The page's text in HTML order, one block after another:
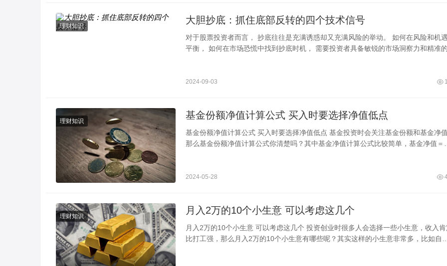
理财知识
大胆抄底：抓住底部反转的四个技术信号
对于股票投资者而言， 抄底往往是充满诱惑却又充满风险的举动。 如何在风险和机
平衡， 如何在市场恐慌中找到抄底时机， 需要投资者具备敏锐的市场洞察力和精准的
2024-09-03
理财知识
基金份额净值计算公式 买入时要选择净值低点
基金份额净值计算公式 买入时要选择净值低点 基金投资时会关注基金份额和基金净值，
那么基金份额净值计算公式你清楚吗？其中基金净值计算公式比较简单，基金净值＝
2024-05-28
理财知识
月入2万的10个小生意 可以考虑这几个
月入2万的10个小生意 可以考虑这几个 投资创业时很多人会选择一些小生意，收入肯定
比打工强，那么月入2万的10个小生意有哪些呢？其实这样的小生意非常多，比如自媒